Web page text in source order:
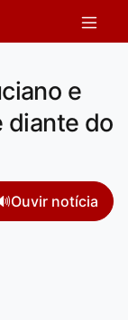
e
diante do
Ouvir notícia